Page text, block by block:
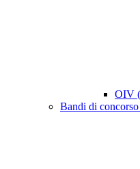
OIV
Bandi di concorso